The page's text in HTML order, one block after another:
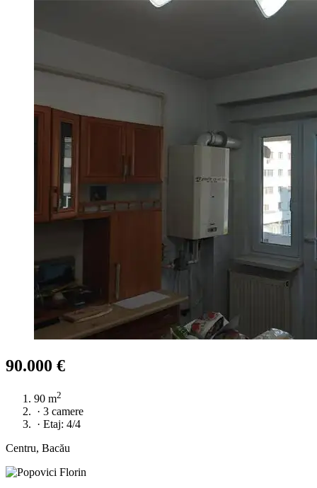
90.000 €
90 m2
· 3 camere
· Etaj: 4/4
Centru, Bacău